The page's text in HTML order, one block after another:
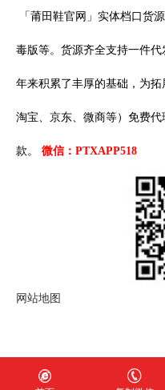
2020-08-09
原装头层
AJ...
莆田鞋
耐克 Nike
AJ1 乔1
2020-08-
Air
Air
「莆田鞋官网」实体档口货
毒版等。货源齐全支持一件
年来积累了丰厚的基础，为拓
淘宝、京东、微商等）免费
款。 微信：PTXAPP518
网站地图